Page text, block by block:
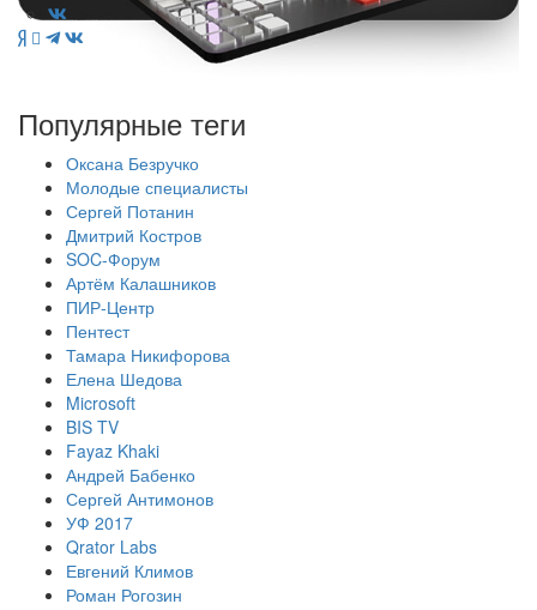
Популярные теги
Оксана Безручко
Молодые специалисты
Сергей Потанин
Дмитрий Костров
SOC-Форум
Артём Калашников
ПИР-Центр
Пентест
Тамара Никифорова
Елена Шедова
Microsoft
BIS TV
Fayaz Khaki
Андрей Бабенко
Сергей Антимонов
УФ 2017
Qrator Labs
Евгений Климов
Роман Рогозин